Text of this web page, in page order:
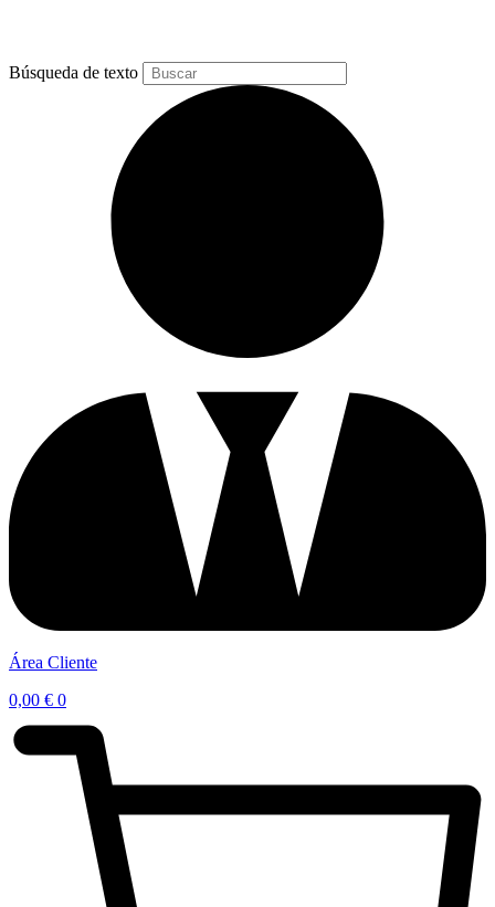
Búsqueda de texto
Área Cliente
0,00 € 0